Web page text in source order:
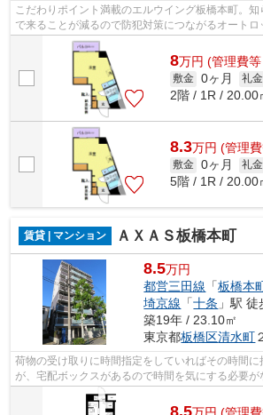
こだわりポイント満載のエルウイング板橋本町。知
で来ることが減るので防犯対策につながるオート
す。室内設備はエアコン・ネット使用...
8万円 (管理費
敷金 0ヶ月 礼金
2階 / 1R / 20.00
8.3万円 (管理
敷金 0ヶ月 礼金
5階 / 1R / 20.00
賃貸 | マンション ＡＸＡＳ板橋本町
8.5万円
都営三田線 「板橋本
埼京線 「十条 」駅
築19年 / 23.10㎡
東京都板橋区清水町
荷物の受け取りに時間指定をしていればその時間
が、宅配ボックスがあるので時間を気にする必要が
の付いたマンションなので、夏や梅雨の...